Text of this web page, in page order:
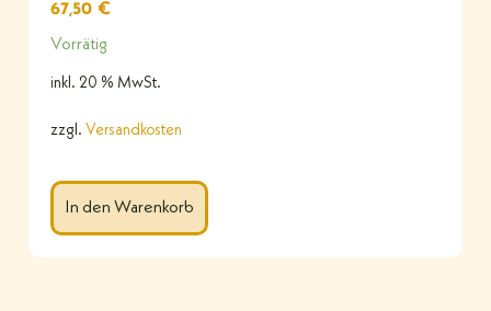
67,50 €
Vorrätig
inkl. 20 % MwSt.
zzgl. Versandkosten
In den Warenkorb